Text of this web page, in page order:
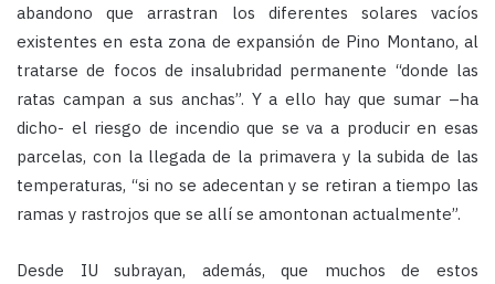
abandono que arrastran los diferentes solares vacíos
existentes en esta zona de expansión de Pino Montano, al
tratarse de focos de insalubridad permanente “donde las
ratas campan a sus anchas”. Y a ello hay que sumar –ha
dicho- el riesgo de incendio que se va a producir en esas
parcelas, con la llegada de la primavera y la subida de las
temperaturas, “si no se adecentan y se retiran a tiempo las
ramas y rastrojos que se allí se amontonan actualmente”.
Desde IU subrayan, además, que muchos de estos